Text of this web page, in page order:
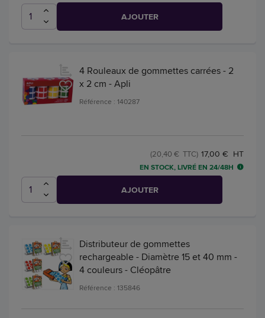
AJOUTER
4 Rouleaux de gommettes carrées - 2
x 2 cm - Apli
Référence : 140287
17,00 € HT
(20,40 € TTC)
EN STOCK, LIVRÉ EN 24/48H
AJOUTER
Distributeur de gommettes
rechargeable - Diamètre 15 et 40 mm -
4 couleurs - Cléopâtre
Référence : 135846